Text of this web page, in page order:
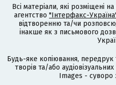
Всі матеріали, які розміщені
агентство "Інтерфакс-
відтворенню та/чи
інакше як з письмового
Будь-яке копіювання, передрук
творів та/або
Images - суворо